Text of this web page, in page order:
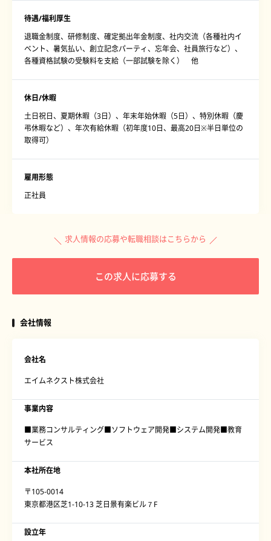
待遇/福利厚生
退職金制度、研修制度、確定拠出年金制度、社内交流（各種社内イ
ベント、暑気払い、創立記念パーティ、忘年会、社員旅行など）、
各種資格試験の受験料を支給（一部試験を除く） 他
休日/休暇
土日祝日、夏期休暇（3日）、年末年始休暇（5日）、特別休暇（慶
弔休暇など）、年次有給休暇（初年度10日、最高20日※半日単位の
取得可）
雇用形態
正社員
求人情報の応募や転職相談はこちらから
この求人に応募する
会社情報
会社名
エイムネクスト株式会社
事業内容
■業務コンサルティング■ソフトウェア開発■システム開発■教育
サービス
本社所在地
〒105-0014
東京都港区芝1-10-13 芝日景有楽ビル７F
設立年